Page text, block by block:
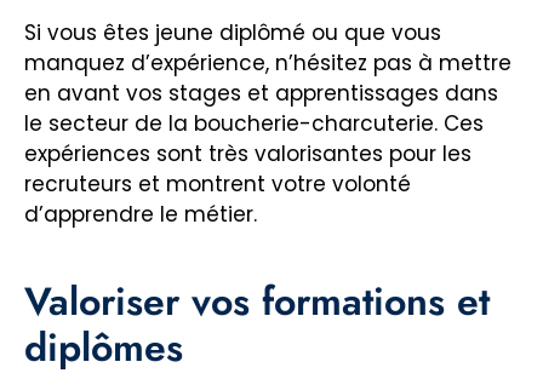
Si vous êtes jeune diplômé ou que vous
manquez d’expérience, n’hésitez pas à mettre
en avant vos stages et apprentissages dans
le secteur de la boucherie-charcuterie. Ces
expériences sont très valorisantes pour les
recruteurs et montrent votre volonté
d’apprendre le métier.
Valoriser vos formations et
diplômes